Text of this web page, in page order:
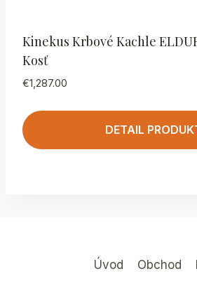
Kinekus Krbové Kachle
Kosť
€1,287.00
DETAIL
Úvod Obchod